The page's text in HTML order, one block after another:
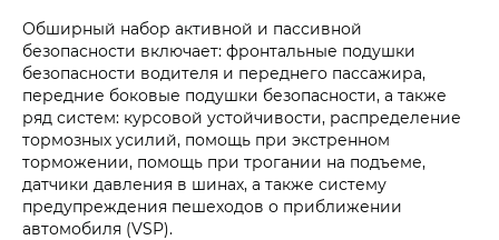
Обширный набор активной и пассивной
безопасности включает: фронтальные подушки
безопасности водителя и переднего пассажира,
передние боковые подушки безопасности, а также
ряд систем: курсовой устойчивости, распределение
тормозных усилий, помощь при экстренном
торможении, помощь при трогании на подъеме,
датчики давления в шинах, а также систему
предупреждения пешеходов о приближении
автомобиля (VSP).